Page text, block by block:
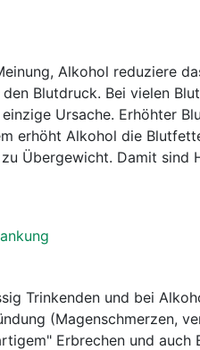
Alkohol reduziere
Blutdruck. Bei vielen
Ursache. Erhöhter
erhöht Alkohol die
Übergewicht. Damit
Trinkenden und bei
(Magenschmerzen,
Erbrechen und